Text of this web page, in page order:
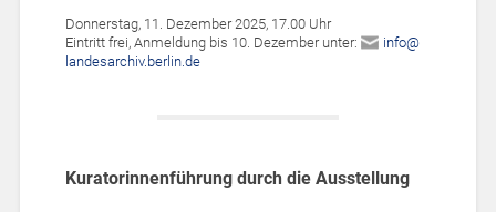
Don­ners­tag, 11. De­zem­ber 2025, 17.00 Uhr
Ein­tritt frei, An­mel­dung bis 10. De­zem­ber unter:
info@​
lan​desa​rchi​v.​berlin.​de
Ku­ra­to­rin­nen­füh­rung durch die Aus­stel­lung